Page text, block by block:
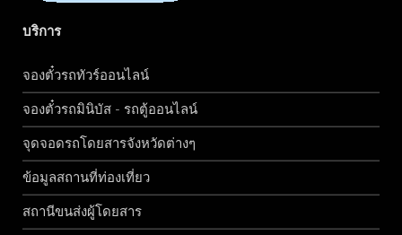
บริการ
จองตั๋วรถทัวร์ออนไลน์
จองตั๋วรถมินิบัส - รถตู้ออนไลน์
จุดจอดรถโดยสารจังหวัดต่างๆ
ข้อมูลสถานที่ท่องเที่ยว
สถานีขนส่งผู้โดยสาร